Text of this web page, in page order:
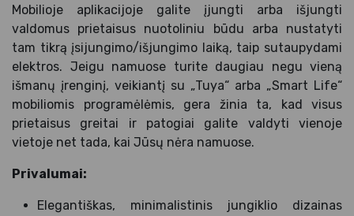
Mobilioje aplikacijoje galite įjungti arba išjungti
valdomus prietaisus nuotoliniu būdu arba nustatyti
tam tikrą įsijungimo/išjungimo laiką, taip sutaupydami
elektros. Jeigu namuose turite daugiau negu vieną
išmanų įrenginį, veikiantį su „Tuya“ arba „Smart Life“
mobiliomis programėlėmis, gera žinia ta, kad visus
prietaisus greitai ir patogiai galite valdyti vienoje
vietoje net tada, kai Jūsų nėra namuose.
Privalumai:
Elegantiškas, minimalistinis jungiklio dizainas